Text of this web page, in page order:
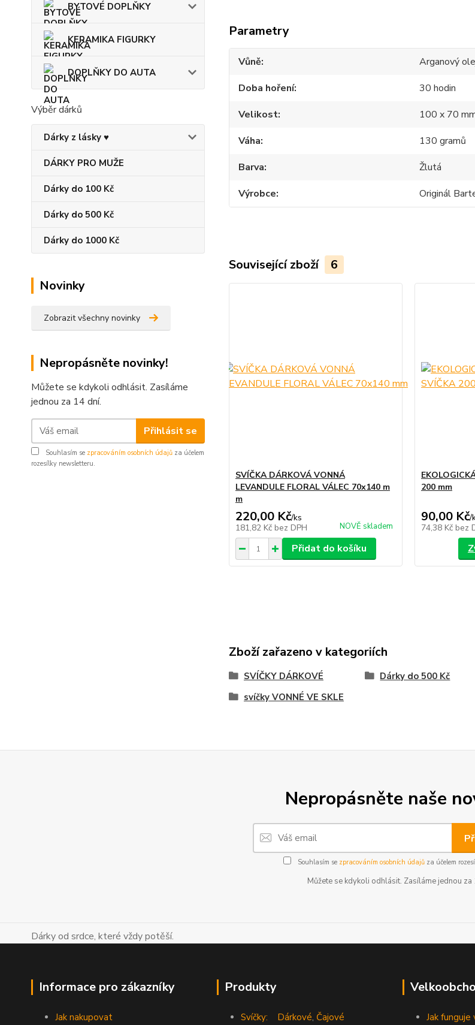
BYTOVÉ DOPLŇKY
KERAMIKA FIGURKY
DOPLŇKY DO AUTA
Výběr dárků
Dárky z lásky ♥
DÁRKY PRO MUŽE
Dárky do 100 Kč
Dárky do 500 Kč
Dárky do 1000 Kč
Novinky
Zobrazit všechny novinky
Nepropásněte novinky!
Můžete se kdykoli odhlásit. Zasíláme
jednou za 14 dní.
Přihlásit se
Souhlasím se zpracováním osobních údajů za účelem
rozesílky newsletteru.
Parametry
Vůně
Arganový
Doba hoření
30 hodin
Velikost
100 x 70
Váha
130 gramů
Barva
Žlutá
Výrobce
Originál
Související zboží 6
SVÍČKA DÁRKOVÁ VONNÁ
LEVANDULE FLORAL VÁLEC 70x140 m
m
220,00 Kč/ks
181,82 Kč bez DPH NOVĚ skladem
Přidat do košíku
200 mm
90,00 Kč/
74,38 Kč bez
Zboží zařazeno v kategoriích
SVÍČKY DÁRKOVÉ Dárky do 500 Kč
svíčky VONNÉ VE SKLE
Nepropásněte naše
Souhlasím se zpracováním osobních údajůza účelem
Můžete se kdykoli odhlásit. Zasíláme jednou za
Dárky od srdce, které vždy potěší.
Informace pro zákazníky
Jak nakupovat
Produkty
Svíčky: Dárkové, Čajové Jak